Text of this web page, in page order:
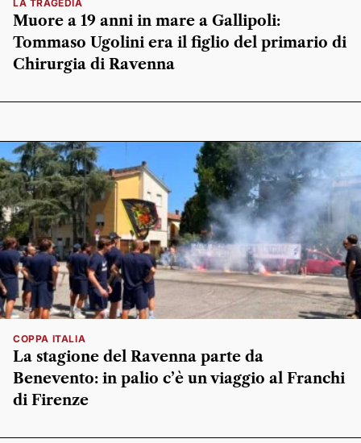
LA TRAGEDIA
Muore a 19 anni in mare a Gallipoli:
Tommaso Ugolini era il figlio del primario di
Chirurgia di Ravenna
COPPA ITALIA
La stagione del Ravenna parte da
Benevento: in palio c’è un viaggio al Franchi
di Firenze